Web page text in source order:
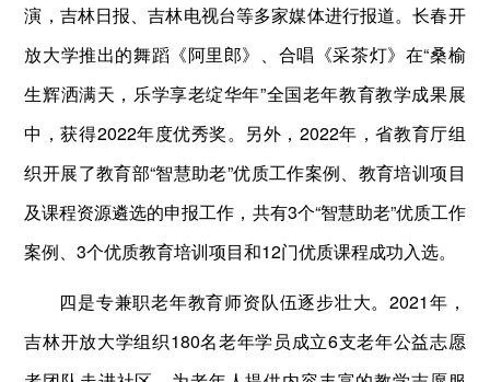
演，吉林日报、吉林电视台等多家媒体进行报道。长春开
放大学推出的舞蹈《阿里郎》、合唱《采茶灯》在“桑榆
生辉洒满天，乐学享老绽华年”全国老年教育教学成果展
中，获得2022年度优秀奖。另外，2022年，省教育厅组
织开展了教育部“智慧助老”优质工作案例、教育培训项目
及课程资源遴选的申报工作，共有3个“智慧助老”优质工作
案例、3个优质教育培训项目和12门优质课程成功入选。
四是专兼职老年教育师资队伍逐步壮大。2021年，
吉林开放大学组织180名老年学员成立6支老年公益志愿